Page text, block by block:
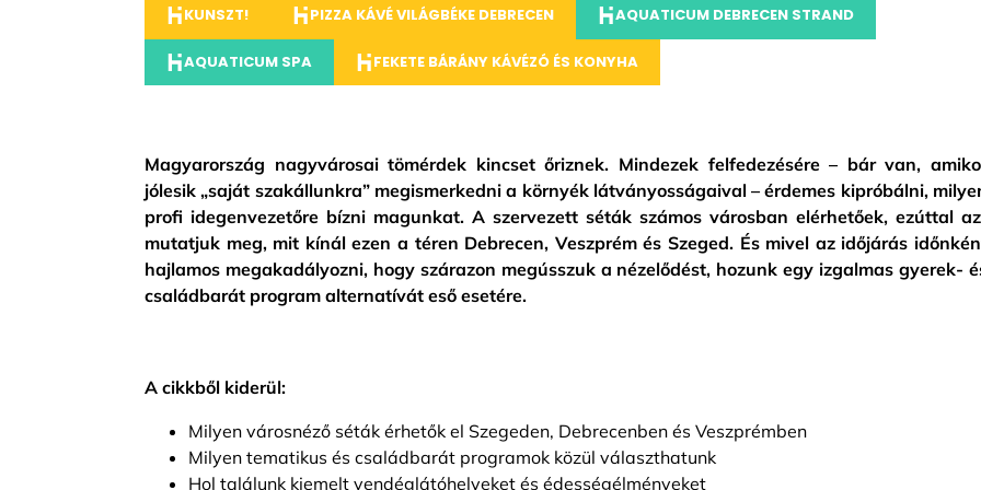
KUNSZT! PIZZA KÁVÉ VILÁGBÉKE DEBRECEN AQUATICUM DEBRECEN STRAND
AQUATICUM SPA FEKETE BÁRÁNY KÁVÉZÓ ÉS KONYHA
Magyarország nagyvárosai tömérdek kincset őriznek. Mindezek felfedezésére – bár van,
jólesik „saját szakállunkra” megismerkedni a környék látványosságaival – érdemes kipróbálni,
profi idegenvezetőre bízni magunkat. A szervezett séták számos városban elérhetőek, ezúttal
mutatjuk meg, mit kínál ezen a téren Debrecen, Veszprém és Szeged. És mivel az időjárás
hajlamos megakadályozni, hogy szárazon megússzuk a nézelődést, hozunk egy izgalmas gyerek-
családbarát program alternatívát eső esetére.
A cikkből kiderül:
Milyen városnéző séták érhetők el Szegeden, Debrecenben és Veszprémben
Milyen tematikus és családbarát programok közül választhatunk
Hol találunk kiemelt vendéglátóhelyeket és édességélményeket